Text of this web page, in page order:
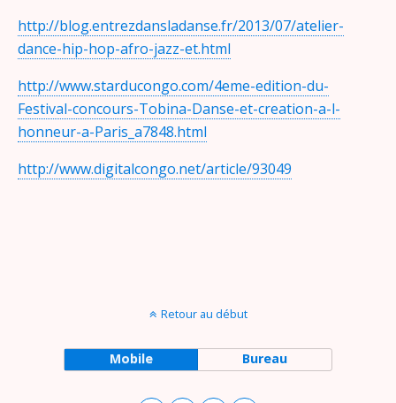
http://blog.entrezdansladanse.fr/2013/07/atelier-
dance-hip-hop-afro-jazz-et.html
http://www.starducongo.com/4eme-edition-du-
Festival-concours-Tobina-Danse-et-creation-a-l-
honneur-a-Paris_a7848.html
http://www.digitalcongo.net/article/93049
Retour au début
Mobile Bureau